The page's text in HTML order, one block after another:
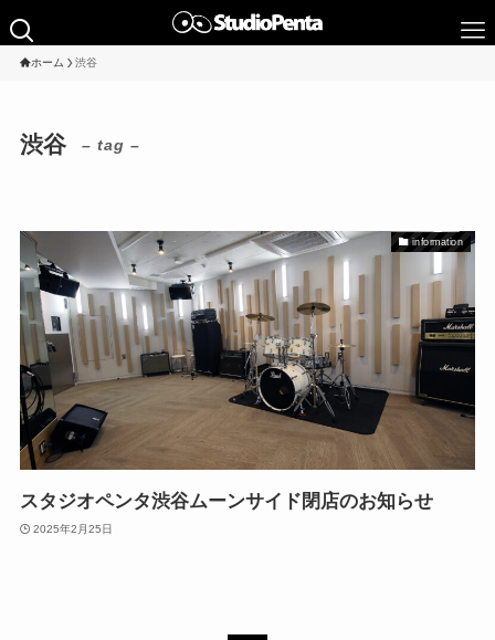
ホーム 渋谷
渋谷 – tag –
information
スタジオペンタ渋谷ムーンサイド閉店のお知らせ
2025年2月25日